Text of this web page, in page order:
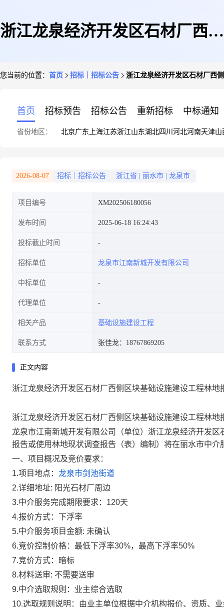
浙江龙泉经济开发区石材厂西侧
您当前的位置： 首页 招标｜招标公告 浙江龙泉经济开发区石材厂西
首页 招标预告 招标公告 重新招标 中标通知
省份地区： 北京广东 上海江苏浙江山东湖北四川 河北河南天津山
2026-08-07 招标｜招标公告 浙江省 丽水市 龙泉市
项目编号 XM202506180056
发布时间 2025-06-18 16:24:43
投标截止时间
招标单位 龙泉市江南新城开发有限公司
中标单位
代理单位
相关产品 基础设施建设工程
联系方式 张佳龙：18767869205
正文内容
浙江龙泉经济开发区石材厂西侧区块基础设施建设工程林地
浙江龙泉经济开发区石材厂西侧区块基础设施建设工程林地
龙泉市江南新城开发有限公司
（单位） 浙江龙泉经济开发区
报告或使用林地现状调查报告 （表）编制 ） 将在丽水市中介
一、项目概况及竞价要求：
1.项目地点： 龙泉市剑池街道
2.详细地址: 阳光石材厂周边
3.中介服务完成期限要求： 120天
4.报价方式： 下浮率
5.中介服务项目金额: 未确认
6.竞价控制价格： 最低下浮率30%， 最高下浮率50%
7.竞价方式：
暗标
8.材料送审: 不需要送审
9.中介选取规则 ： 业主综合选取
10.选取规则说明 ： 由业主单位根据中介机构报价、资质、